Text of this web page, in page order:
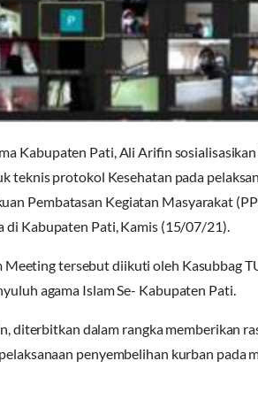
Kabupaten Pati, Ali Arifin
teknis protokol Kesehatan pada
Pembatasan Kegiatan Masyarakat
di Kabupaten Pati, Kamis (15/07/21).
tersebut diikuti oleh Kasubbag
agama Islam Se- Kabupaten Pati.
diterbitkan dalam rangka memberikan
penyembelihan kurban pada